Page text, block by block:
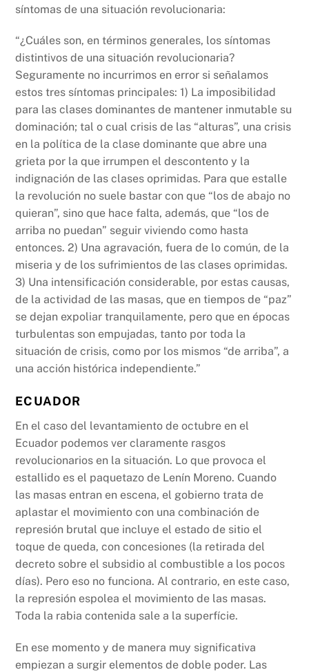
síntomas de una situación revolucionaria:
“¿Cuáles son, en términos generales, los síntomas
distintivos de una situación revolucionaria?
Seguramente no incurrimos en error si señalamos
estos tres síntomas principales: 1) La imposibilidad
para las clases dominantes de mantener inmutable su
dominación; tal o cual crisis de las “alturas”, una crisis
en la política de la clase dominante que abre una
grieta por la que irrumpen el descontento y la
indignación de las clases oprimidas. Para que estalle
la revolución no suele bastar con que “los de abajo no
quieran”, sino que hace falta, además, que “los de
arriba no puedan” seguir viviendo como hasta
entonces. 2) Una agravación, fuera de lo común, de la
miseria y de los sufrimientos de las clases oprimidas.
3) Una intensificación considerable, por estas causas,
de la actividad de las masas, que en tiempos de “paz”
se dejan expoliar tranquilamente, pero que en épocas
turbulentas son empujadas, tanto por toda la
situación de crisis, como por los mismos “de arriba”, a
una acción histórica independiente.”
ECUADOR
En el caso del levantamiento de octubre en el
Ecuador podemos ver claramente rasgos
revolucionarios en la situación. Lo que provoca el
estallido es el paquetazo de Lenín Moreno. Cuando
las masas entran en escena, el gobierno trata de
aplastar el movimiento con una combinación de
represión brutal que incluye el estado de sitio el
toque de queda, con concesiones (la retirada del
decreto sobre el subsidio al combustible a los pocos
días). Pero eso no funciona. Al contrario, en este caso,
la represión espolea el movimiento de las masas.
Toda la rabia contenida sale a la superfície.
En ese momento y de manera muy significativa
empiezan a surgir elementos de doble poder. Las